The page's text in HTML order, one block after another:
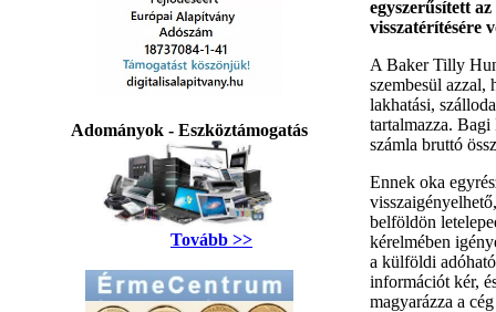
Adományok - Eszköztámogatás
Tovább >>
egyszerűsített
visszatérítésére
A Baker Tilly
szembesül azzal,
lakhatási,
tartalmazza.
számla bruttó
Ennek oka
belföldön
kérelmében
a külföldi
információt kér,
magyarázza a